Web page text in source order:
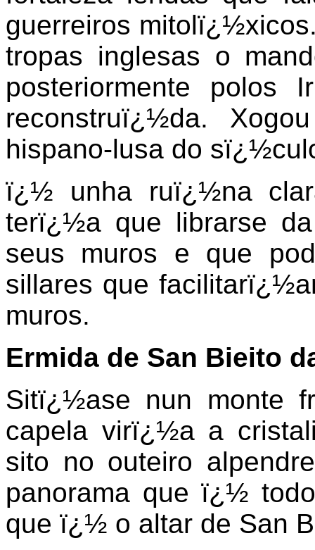
guerreiros
tropas inglesas o
posteriormente polos
reconstruï¿½da.
hispano-lusa do
ï¿½ unha ruï¿½na
terï¿½a que librarse
seus muros e que
sillares que
muros.
Ermida de San Bieito
Sitï¿½ase nun monte
capela virï¿½a a
sito no outeiro
panorama que ï¿½
que ï¿½ o altar de San